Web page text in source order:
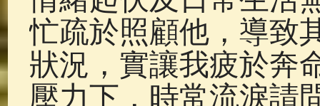
忙疏於照顧他，導致
狀況，實讓我疲於奔
壓力下，時常流淚請